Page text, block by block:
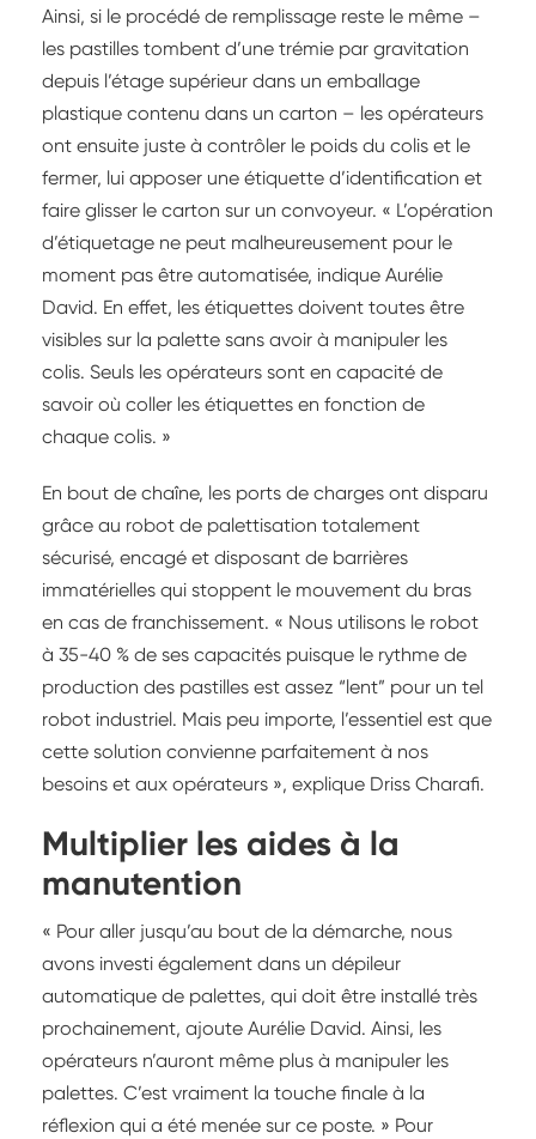
Ainsi, si le procédé de remplissage reste le même –
les pastilles tombent d’une trémie par gravitation
depuis l’étage supérieur dans un emballage
plastique contenu dans un carton – les opérateurs
ont ensuite juste à contrôler le poids du colis et le
fermer, lui apposer une étiquette d’identification et
faire glisser le carton sur un convoyeur. « L’opération
d’étiquetage ne peut malheureusement pour le
moment pas être automatisée, indique Aurélie
David. En effet, les étiquettes doivent toutes être
visibles sur la palette sans avoir à manipuler les
colis. Seuls les opérateurs sont en capacité de
savoir où coller les étiquettes en fonction de
chaque colis. »
En bout de chaîne, les ports de charges ont disparu
grâce au robot de palettisation totalement
sécurisé, encagé et disposant de barrières
immatérielles qui stoppent le mouvement du bras
en cas de franchissement. « Nous utilisons le robot
à 35-40 % de ses capacités puisque le rythme de
production des pastilles est assez “lent” pour un tel
robot industriel. Mais peu importe, l’essentiel est que
cette solution convienne parfaitement à nos
besoins et aux opérateurs », explique Driss Charafi.
Multiplier les aides à la
manutention
« Pour aller jusqu’au bout de la démarche, nous
avons investi également dans un dépileur
automatique de palettes, qui doit être installé très
prochainement, ajoute Aurélie David. Ainsi, les
opérateurs n’auront même plus à manipuler les
palettes. C’est vraiment la touche finale à la
réflexion qui a été menée sur ce poste. » Pour